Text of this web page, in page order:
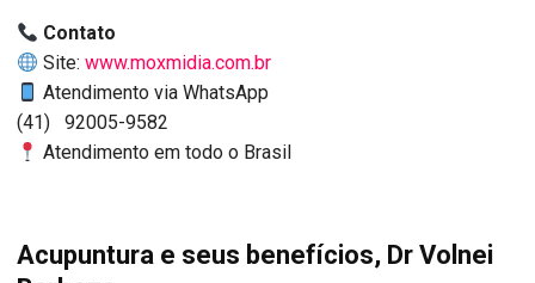
Contato
Site:www.moxmidia.com.br
Atendimento via WhatsApp
(41) 92005-9582
Atendimento em todo o Brasil
Acupuntura e seus benefícios, Dr Volnei